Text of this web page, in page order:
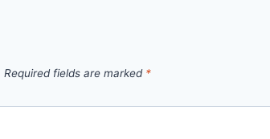
Required fields are marked *